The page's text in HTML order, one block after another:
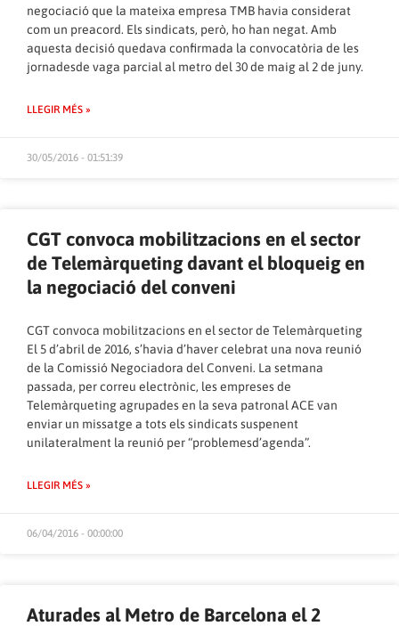
negociació que la mateixa empresa TMB havia considerat
com un preacord. Els sindicats, però, ho han negat. Amb
aquesta decisió quedava confirmada la convocatòria de les
jornadesde vaga parcial al metro del 30 de maig al 2 de juny.
LLEGIR MÉS »
30/05/2016 - 01:51:39
CGT convoca mobilitzacions en el sector
de Telemàrqueting davant el bloqueig en
la negociació del conveni
CGT convoca mobilitzacions en el sector de Telemàrqueting
El 5 d’abril de 2016, s’havia d’haver celebrat una nova reunió
de la Comissió Negociadora del Conveni. La setmana
passada, per correu electrònic, les empreses de
Telemàrqueting agrupades en la seva patronal ACE van
enviar un missatge a tots els sindicats suspenent
unilateralment la reunió per “problemesd’agenda”.
LLEGIR MÉS »
06/04/2016 - 00:00:00
Aturades al Metro de Barcelona el 2